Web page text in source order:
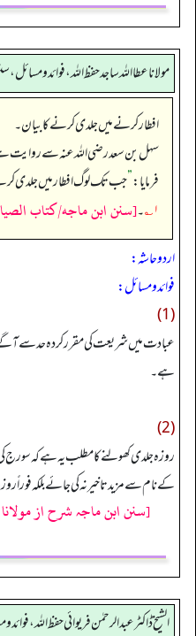
مولانا عطا الله ساجد حفظ الله، فوائد و
افطار کرنے میں جلدی کرنے کا بیان۔
سہل بن سعد رضی اللہ عنہ سے روایت ہے
فرمایا:”جب تک لوگ افطار میں جلدی
۱؎ ۔[سنن ابن ماجه/كتاب الصيام/
اردو حاشہ:
فوائد و مسائل:
(1)
عبا دت میں شریعت کی مقرر کردہ حد سے
ہے۔
(2)
روزہ جلدی کھولنے کا مطلب یہ ہے کہ سورج
کے نام سے مزید تا خیر نہ کی جائے بلکہ فوراً
[سنن ابن ماجہ شرح از
الشیخ ڈاکٹر عبد الرحمٰن فریوائی حفظ اللہ،